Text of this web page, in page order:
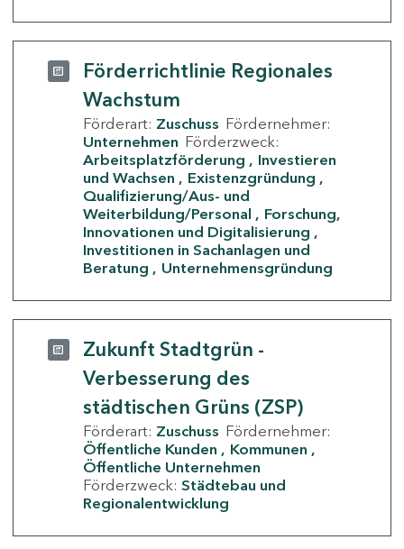
Förderrichtlinie Regionales
Wachstum
Förderart: Zuschuss Fördernehmer:
Unternehmen Förderzweck:
Arbeitsplatzförderung
Investieren
und Wachsen
Existenzgründung
Qualifizierung/Aus- und
Weiterbildung/Personal
Forschung,
Innovationen und Digitalisierung
Investitionen in Sachanlagen und
Beratung
Unternehmensgründung
Zukunft Stadtgrün -
Verbesserung des
städtischen Grüns (ZSP)
Förderart: Zuschuss Fördernehmer:
Öffentliche Kunden
Kommunen
Öffentliche Unternehmen
Förderzweck: Städtebau und
Regionalentwicklung